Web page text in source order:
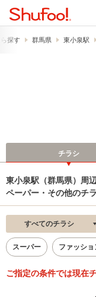
探す 群馬県 東小泉駅
チラシ
東小泉駅（群馬県）周
ペーパー・その他のチ
すべてのチラシ
スーパー ファッショ
ご指定の条件では現在